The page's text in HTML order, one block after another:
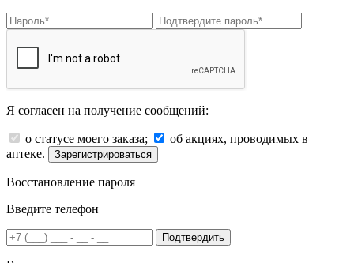
Я согласен на получение сообщений:
о статусе моего заказа;
об акциях, проводимых в
аптеке.
Зарегистрироваться
Восстановление пароля
Введите телефон
Подтвердить